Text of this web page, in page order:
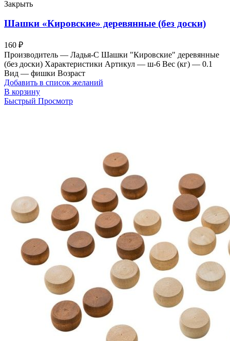
Закрыть
Шашки «Кировские» деревянные (без доски)
160 ₽
Производитель — Ладья-С Шашки "Кировские" деревянные
(без доски) Характеристики Артикул — ш-6 Вес (кг) — 0.1
Вид — фишки Возраст
Добавить в список желаний
В корзину
Быстрый Просмотр